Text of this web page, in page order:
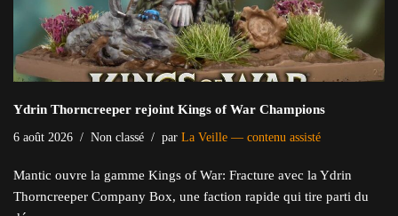
Ydrin Thorncreeper rejoint Kings of War Champions
6 août 2026 Non classé par La Veille — contenu assisté
Mantic ouvre la gamme Kings of War: Fracture avec la Ydrin
Thorncreeper Company Box, une faction rapide qui tire parti du